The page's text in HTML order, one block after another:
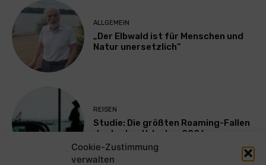
Cookie-Zustimmung
verwalten
ALLGEMEIN
„Der Elbwald ist für Menschen und
Natur unersetzlich“
REISEN
Studie: Die größten Roaming-Fallen
deutscher Urlauber 2026